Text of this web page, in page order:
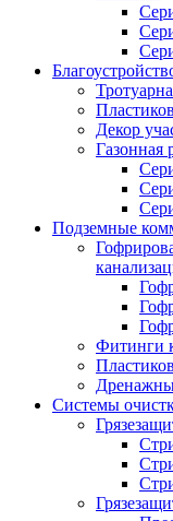
Декор
Газонная
Подземные
Фитинги
Системы